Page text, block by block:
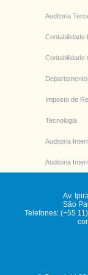
Auditoria
Contabilidade
Contabilidade
Imposto de
Tecnologia
Auditoria
Auditoria
Av.
São
Telefones: (+55